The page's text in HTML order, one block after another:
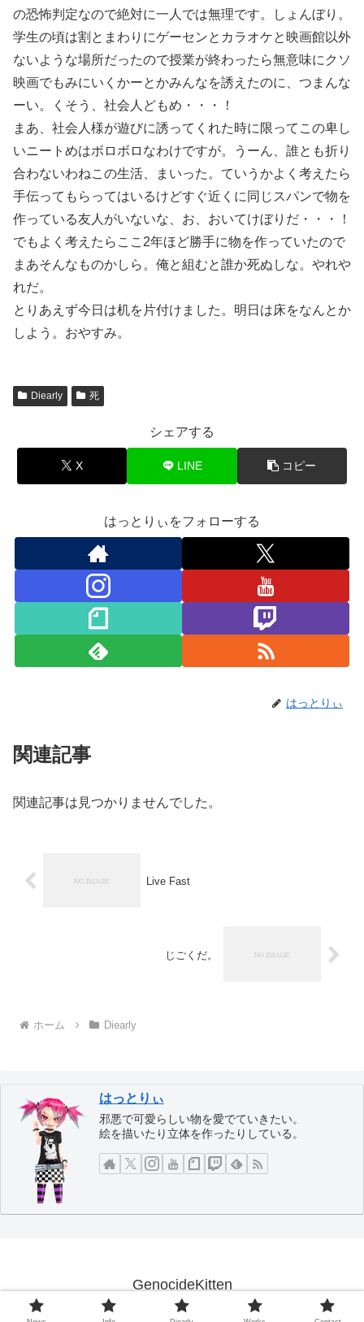
の恐怖判定なので絶対に一人では無理です。しょんぼり。
学生の頃は割とまわりにゲーセンとカラオケと映画館以外
ないような場所だったので授業が終わったら無意味にクソ
映画でもみにいくかーとかみんなを誘えたのに、つまんな
ーい。くそう、社会人どもめ・・・！
まあ、社会人様が遊びに誘ってくれた時に限ってこの卑し
いニートめはボロボロなわけですが。うーん、誰とも折り
合わないわねこの生活、まいった。ていうかよく考えたら
手伝ってもらってはいるけどすぐ近くに同じスパンで物を
作っている友人がいないな、お、おいてけぼりだ・・・！
でもよく考えたらここ2年ほど勝手に物を作っていたので
まあそんなものかしら。俺と組むと誰か死ぬしな。やれや
れだ。
とりあえず今日は机を片付けました。明日は床をなんとか
しよう。おやすみ。
Diearly 死
シェアする
X LINE コピー
はっとりぃをフォローする
はっとりぃ
関連記事
関連記事は見つかりませんでした。
Live Fast
じごくだ。
ホーム Diearly
はっとりぃ
邪悪で可愛らしい物を愛でていきたい。
絵を描いたり立体を作ったりしている。
GenocideKitten
© 2005 GenocideKitten.